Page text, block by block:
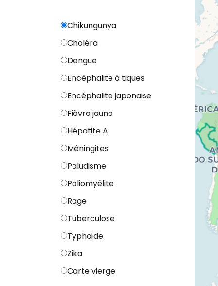
Chikungunya
Choléra
Dengue
Encéphalite à tiques
Encéphalite japonaise
Fièvre jaune
Hépatite A
Méningites
Paludisme
Poliomyélite
Rage
Tuberculose
Typhoïde
Zika
Carte vierge